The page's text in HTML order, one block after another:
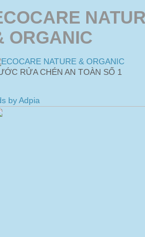
ORGANIC
RỬA CHÉN AN TOÀN SỐ 1
by Adpia